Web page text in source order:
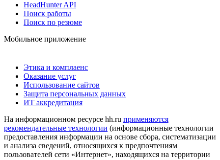
HeadHunter API
Поиск работы
Поиск по резюме
Мобильное приложение
Этика и комплаенс
Оказание услуг
Использование сайтов
Защита персональных данных
ИТ аккредитация
На информационном ресурсе hh.ru применяются
рекомендательные технологии (информационные технологии
предоставления информации на основе сбора, систематизации
и анализа сведений, относящихся к предпочтениям
пользователей сети «Интернет», находящихся на территории